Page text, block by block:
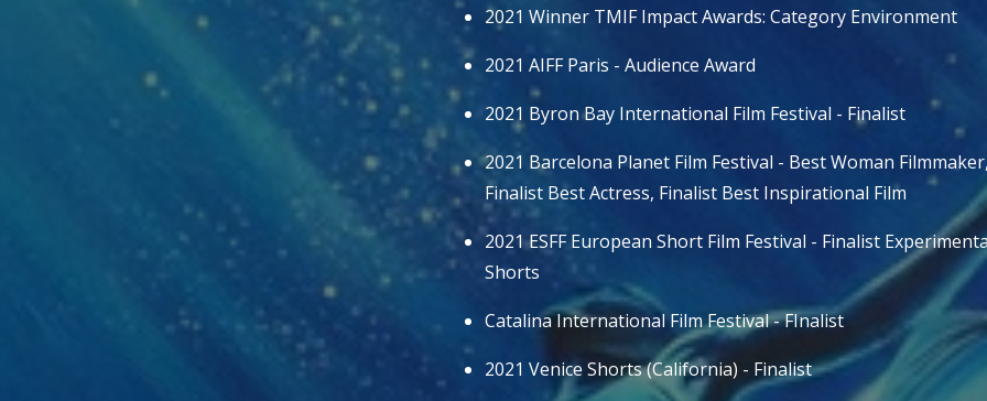
2021 Winner TMIF Impact Awards: Category Environment
2021 AIFF Paris - Audience Award
2021 Byron Bay International Film Festival - Finalist
2021 Barcelona Planet Film Festival - Best Woman
Finalist Best Actress, Finalist Best Inspirational Film
2021 ESFF European Short Film Festival - Finalist
Shorts
Catalina International Film Festival - FInalist
2021 Venice Shorts (California) - Finalist